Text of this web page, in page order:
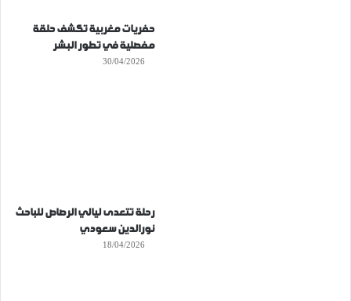
حفريات مغربية تكشف حلقة
مفصلية في تطور البشر
30/04/2026
رحلة تتعدى ليالي الرصاص للباحث
نورالدين سعودي
18/04/2026